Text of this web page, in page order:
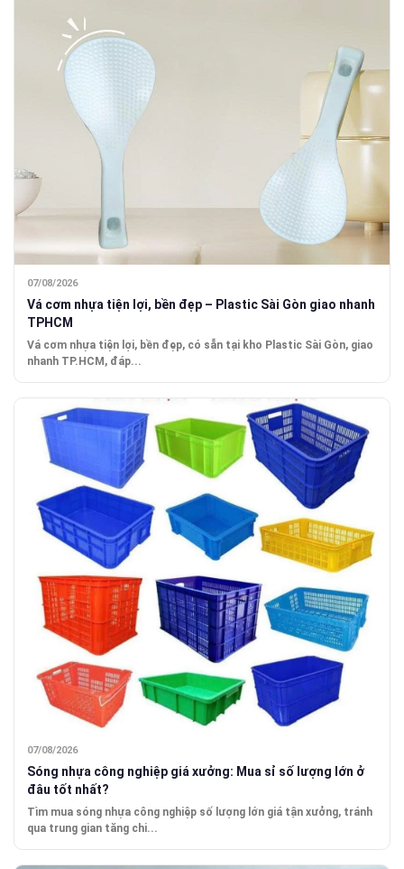
07/08/2026
Vá cơm nhựa tiện lợi, bền đẹp – Plastic Sài Gòn giao nhanh
TPHCM
Vá cơm nhựa tiện lợi, bền đẹp, có sẵn tại kho Plastic Sài Gòn, giao
nhanh TP.HCM, đáp...
07/08/2026
Sóng nhựa công nghiệp giá xưởng: Mua sỉ số lượng lớn ở
đâu tốt nhất?
Tìm mua sóng nhựa công nghiệp số lượng lớn giá tận xưởng, tránh
qua trung gian tăng chi...